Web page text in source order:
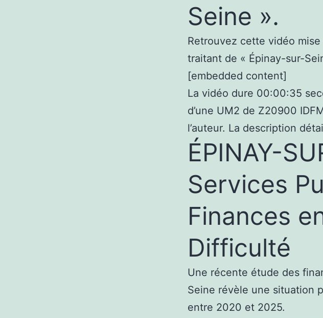
Seine ».
Retrouvez cette vidéo
traitant de « Épinay-sur-
[embedded content]
La vidéo dure 00:00:35
d’une UM2 de Z20900
l’auteur. La description
ÉPINAY-
Services
Finances
Difficulté
Une récente étude des
Seine révèle une situation
entre 2020 et 2025.